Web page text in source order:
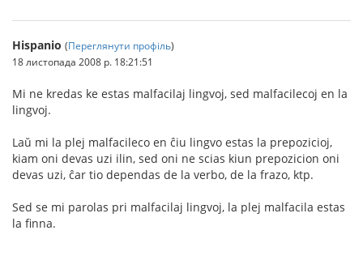
Hispanio (Переглянути профіль)
18 листопада 2008 р. 18:21:51
Mi ne kredas ke estas malfacilaj lingvoj, sed malfacilecoj en la
lingvoj.
Laŭ mi la plej malfacileco en ĉiu lingvo estas la prepozicioj,
kiam oni devas uzi ilin, sed oni ne scias kiun prepozicion oni
devas uzi, ĉar tio dependas de la verbo, de la frazo, ktp.
Sed se mi parolas pri malfacilaj lingvoj, la plej malfacila estas
la finna.